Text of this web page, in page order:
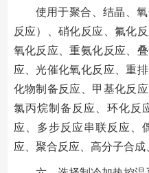
使用于聚合、结晶、
反应）、硝化反应、氟化
氧化反应、重氨化反应、
应、光催化氧化反应、重
化物制备反应、甲基化反
氯丙烷制备反应、环化反
应、多步反应串联反应、
应、聚合反应、高分子合